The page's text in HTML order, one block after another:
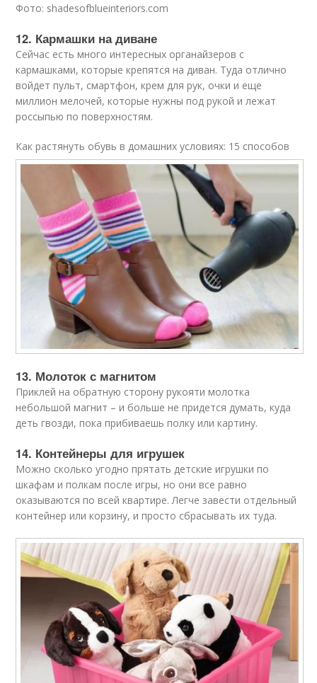
Фото: shadesofblueinteriors.com
12. Кармашки на диване
Сейчас есть много интересных органайзеров с
кармашками, которые крепятся на диван. Туда отлично
войдет пульт, смартфон, крем для рук, очки и еще
миллион мелочей, которые нужны под рукой и лежат
россыпью по поверхностям.
Как растянуть обувь в домашних условиях: 15 способов
13. Молоток с магнитом
Приклей на обратную сторону рукояти молотка
небольшой магнит – и больше не придется думать, куда
деть гвозди, пока прибиваешь полку или картину.
14. Контейнеры для игрушек
Можно сколько угодно прятать детские игрушки по
шкафам и полкам после игры, но они все равно
оказываются по всей квартире. Легче завести отдельный
контейнер или корзину, и просто сбрасывать их туда.